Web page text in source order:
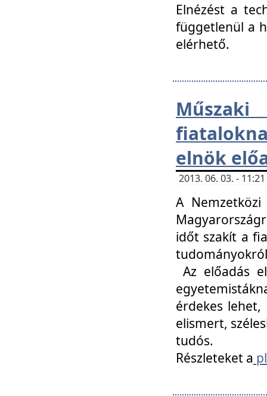
Elnézést a
függetlenül a
elérhető.
elnök
2013. 06. 03. -
A
időt szakít a
Az előadás
érdekes lehet,
elismert,
tudós.
Részleteket a